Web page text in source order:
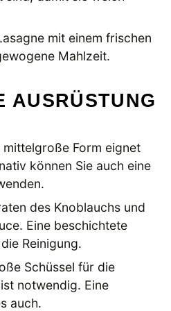
mit einem frischen
Mahlzeit.
AUSRÜSTUNG
mittelgroße Form eignet
können Sie auch eine
des Knoblauchs und
Eine beschichtete
Reinigung.
Schüssel für die
notwendig. Eine
auch.